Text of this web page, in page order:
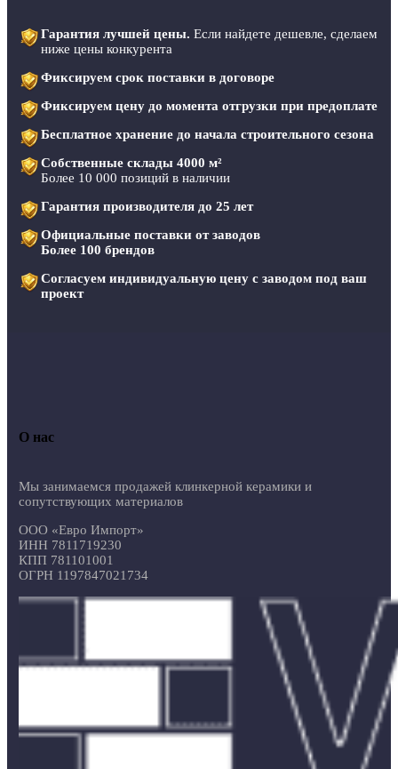
Гарантия лучшей цены. Если найдете дешевле, сделаем
ниже цены конкурента
Фиксируем срок поставки в договоре
Фиксируем цену до момента отгрузки при предоплате
Бесплатное хранение до начала строительного сезона
Собственные склады 4000 м²
Более 10 000 позиций в наличии
Гарантия производителя до 25 лет
Официальные поставки от заводов
Более 100 брендов
Согласуем индивидуальную цену с заводом под ваш
проект
О нас
Мы занимаемся продажей клинкерной керамики и
сопутствующих материалов
ООО «Евро Импорт»
ИНН 7811719230
КПП 781101001
ОГРН 1197847021734